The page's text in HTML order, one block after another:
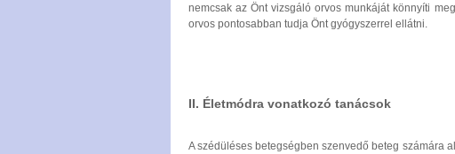
nemcsak az Önt vizsgáló orvos munkáját könnyíti
orvos pontosabban tudja Önt gyógyszerrel ellátni.
II. Életmódra vonatkozó tanácsok
A szédüléses betegségben szenvedő beteg számára